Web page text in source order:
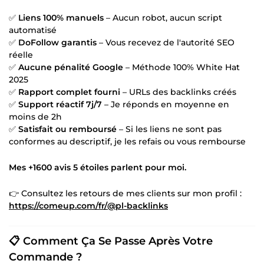
✅ Liens 100% manuels – Aucun robot, aucun script
automatisé
✅ DoFollow garantis – Vous recevez de l'autorité SEO
réelle
✅ Aucune pénalité Google – Méthode 100% White Hat
2025
✅ Rapport complet fourni – URLs des backlinks créés
✅ Support réactif 7j/7 – Je réponds en moyenne en
moins de 2h
✅ Satisfait ou remboursé – Si les liens ne sont pas
conformes au descriptif, je les refais ou vous rembourse
Mes +1600 avis 5 étoiles parlent pour moi.
👉 Consultez les retours de mes clients sur mon profil :
https://comeup.com/fr/@pl-backlinks
📋 Comment Ça Se Passe Après Votre
Commande ?